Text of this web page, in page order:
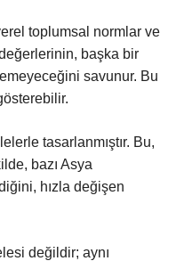
toplumsal normlar ve
başka bir
savunur. Bu
tasarlanmıştır. Bu,
bazı Asya
hızla değişen
değildir; aynı